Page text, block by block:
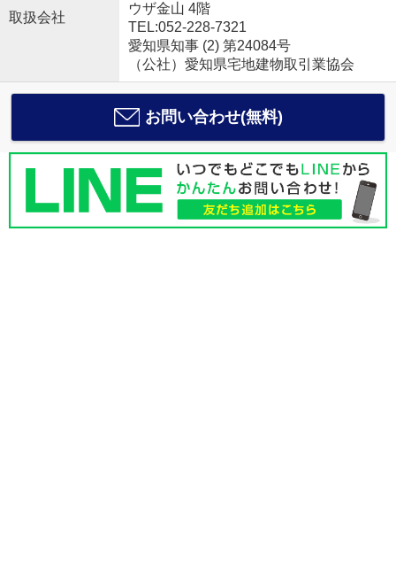
取扱会社
ウザ金山 4階
TEL:052-228-7321
愛知県知事 (2) 第24084号
（公社）愛知県宅地建物取引業協会
お問い合わせ(無料)